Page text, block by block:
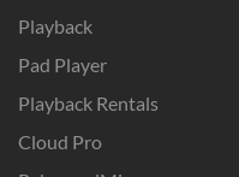
Playback
Pad Player
Playback Rentals
Cloud Pro